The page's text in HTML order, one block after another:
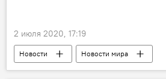
2 июля 2020, 17:19
Новости
Новости мира
Азербайджан
Политика